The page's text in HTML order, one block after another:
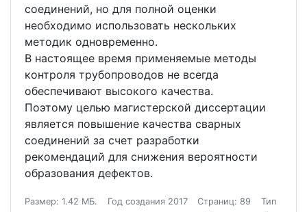
соединений, но для полной оценки
необходимо использовать нескольких
методик одновременно.
В настоящее время применяемые методы
контроля трубопроводов не всегда
обеспечивают высокого качества.
Поэтому целью магистерской диссертации
является повышение качества сварных
соединений за счет разработки
рекомендаций для снижения вероятности
образования дефектов.
Размер: 1.42 МБ. Год создания 2017 Страниц: 89
Тип